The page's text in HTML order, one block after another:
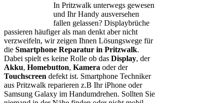
In Pritzwalk unterwegs gewesen
und Ihr Handy ausversehen
fallen gelassen? Displaybrüche
passieren häufiger als man denkt aber nicht
verzweifeln, wir zeigen Ihnen Lösungswege für
die Smartphone Reparatur in Pritzwalk.
Dabei spielt es keine Rolle ob das Display, der
Akku, Homebutton, Kamera oder der
Touchscreen defekt ist. Smartphone Techniker
aus Pritzwalk reparieren z.B Ihr iPhone oder
Samsung Galaxy im Handumdrehen. Sollten Sie